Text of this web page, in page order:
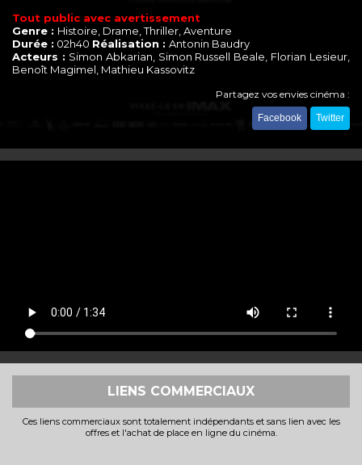
Tout public avec avertissement
Genre : Histoire, Drame, Thriller, Aventure
Durée : 02h40 Réalisation : Antonin Baudry
Acteurs : Simon Abkarian, Simon Russell Beale, Florian Lesieur,
Benoît Magimel, Mathieu Kassovitz
Partagez vos envies cinéma :
Facebook Twitter
LIENS COMMERCIAUX
Ces liens commerciaux sont totalement indépendants et sans lien avec les
offres et l'achat de place en ligne du cinéma.